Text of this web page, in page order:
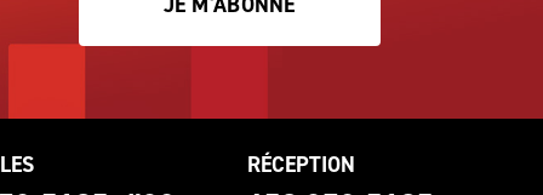
RÉCEPTION